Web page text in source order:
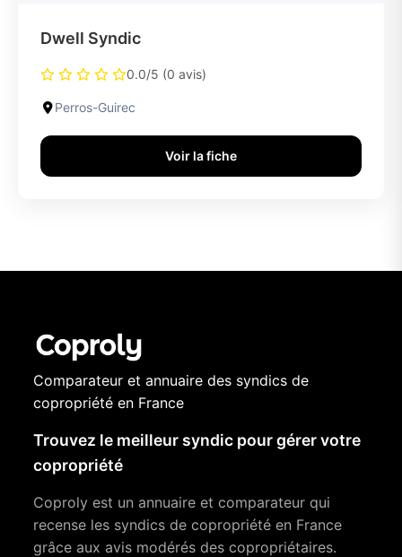
Dwell Syndic
0.0/5 (0 avis)
Perros-Guirec
Voir la fiche
Comparateur et annuaire des syndics de
copropriété en France
Trouvez le meilleur syndic pour gérer votre
copropriété
Coproly est un annuaire et comparateur qui
recense les syndics de copropriété en France
grâce aux avis modérés des copropriétaires.